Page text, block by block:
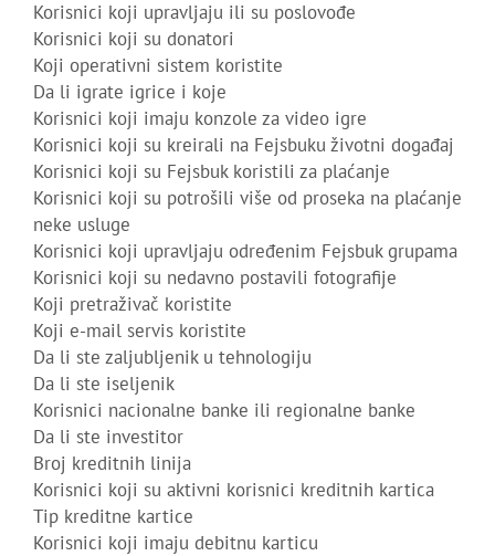
Korisnici koji upravljaju ili su poslovođe
Korisnici koji su donatori
Koji operativni sistem koristite
Da li igrate igrice i koje
Korisnici koji imaju konzole za video igre
Korisnici koji su kreirali na Fejsbuku životni događaj
Korisnici koji su Fejsbuk koristili za plaćanje
Korisnici koji su potrošili više od proseka na plaćanje
neke usluge
Korisnici koji upravljaju određenim Fejsbuk grupama
Korisnici koji su nedavno postavili fotografije
Koji pretraživač koristite
Koji e-mail servis koristite
Da li ste zaljubljenik u tehnologiju
Da li ste iseljenik
Korisnici nacionalne banke ili regionalne banke
Da li ste investitor
Broj kreditnih linija
Korisnici koji su aktivni korisnici kreditnih kartica
Tip kreditne kartice
Korisnici koji imaju debitnu karticu